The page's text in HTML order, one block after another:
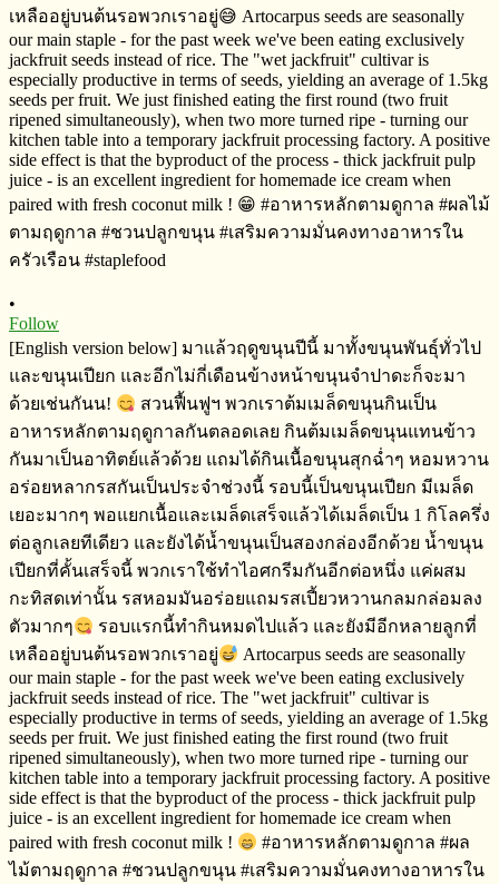
•
Follow
[English version below] มาแล้วฤดูขนุนปีนี้​ มาทั้งขนุนพันธุ์​ทั่วไป
และขนุนเปียก​ และอีกไม่กี่เดือนข้างหน้าขนุนจำปาดะก็จะมา
ด้วยเช่นกันน!
สวนฟื้นฟูฯ​ พวกเราต้มเมล็ดขนุนกินเป็น
อาหารหลักตามฤดูกาล​​กันตลอดเลย​ กินต้มเมล็ดขนุนแทนข้าว
กันมาเป็นอาทิตย์​แล้วด้วย แถมได้กินเนื้อขนุนสุกฉ่ำๆ​ หอมหวาน​
อร่อยหลากรสกันเป็นประจำ​ช่วงนี้​ รอบนี้เป็นขนุนเปียก​ มีเมล็ด
เยอะมากๆ​ พอแยกเนื้อและเมล็ดเสร็จ​แล้ว​ได้เมล็ดเป็น​ 1 กิโลครึ่ง
ต่อลูก​เลยทีเดียว​ และยังได้น้ำขนุนเป็นสองกล่องอีกด้วย​ น้ำขนุน
เปียกที่คั้นเสร็จ​นี้​ พวกเราใช้ทำไอศกรีม​กันอีกต่อหนึ่ง​ แค่ผสม
กะทิสด​เท่านั้น​ รสหอมมันอร่อยแถมรสเปี้ยวหวานกลมกล่อม​ลง
ตัวมากๆ​
รอบแรกนี้ทำกินหมดไปแล้ว และยังมีอีกหลายลูกที่
เหลืออยู่บนต้นรอพวกเราอยู่​
Artocarpus seeds are seasonally
our main staple - for the past week we've been eating exclusively
jackfruit seeds instead of rice. The "wet jackfruit" cultivar is
especially productive in terms of seeds, yielding an average of 1.5kg
seeds per fruit. We just finished eating the first round (two fruit
ripened simultaneously), when two more turned ripe - turning our
kitchen table into a temporary jackfruit processing factory. A positive
side effect is that the byproduct of the process - thick jackfruit pulp
juice - is an excellent ingredient for homemade ice cream when
paired with fresh coconut milk !
#อาหารหลักตามดูกาล​ #ผล
ไม้ตามฤดูกาล​ #ชวนปลูกขนุน​ #เสริมความมั่นคงทางอาหารใน